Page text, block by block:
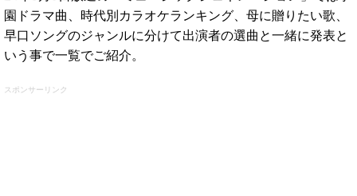
園ドラマ曲、時代別カラオケランキング、母に贈りたい歌、
早口ソングのジャンルに分けて出演者の選曲と一緒に発表と
いう事で一覧でご紹介。
スポンサーリンク